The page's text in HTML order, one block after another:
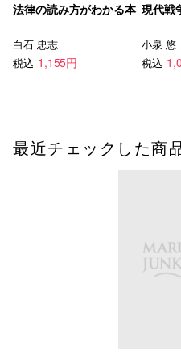
法律の読み方がわかる本
白石 忠志
税込 1,155円
現代戦
小泉 悠
税込
最近チェックした商